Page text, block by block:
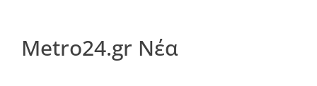
Metro24.gr Νέα